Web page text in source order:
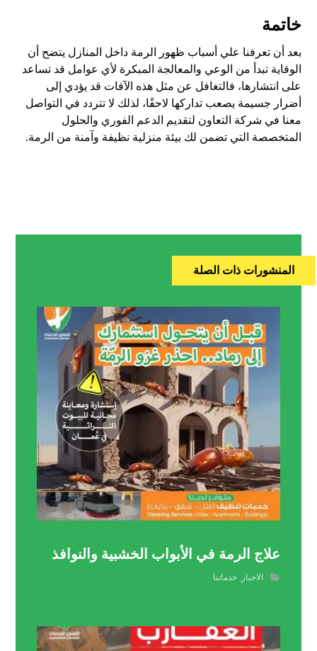
خاتمة
بعد أن تعرفنا علي أسباب ظهور الرمة داخل المنازل يتضح أن
الوقاية تبدأ من الوعي والمعالجة المبكرة لأي عوامل قد تساعد
على انتشارها، فالتغافل عن مثل هذه الآفات قد يؤدي إلى
أضرار جسيمة يصعب تداركها لاحقًا، لذلك لا تتردد في التواصل
معنا في شركة التعاون لتقديم الدعم الفوري والحلول
المتخصصة التي تضمن لك بيئة منزلية نظيفة وآمنة من الرمة.
المنشورات ذات الصلة
علاج الرمة في الأبواب الخشبية والنوافذ
الاخبار ,خدماتنا